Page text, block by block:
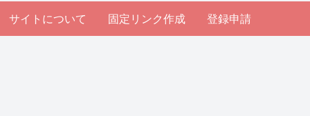
サイトについて 固定リンク作成 登録申請